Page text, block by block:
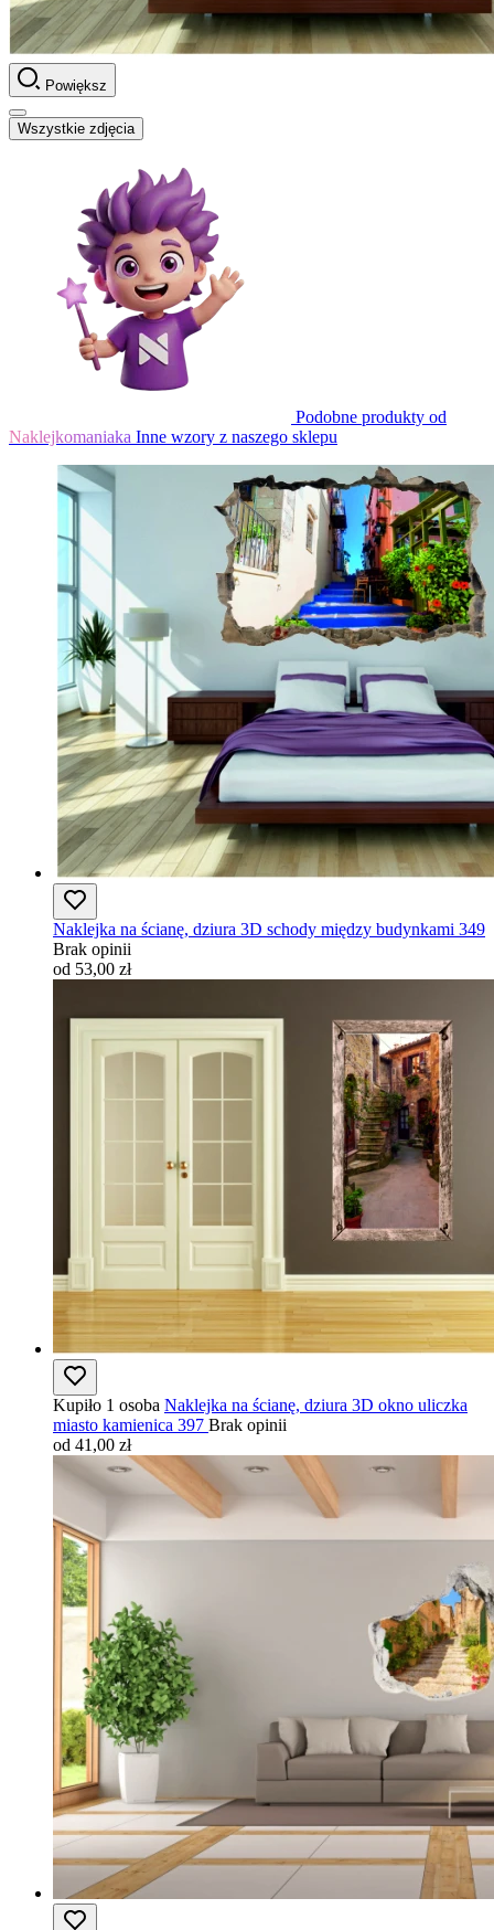
Powiększ
Wszystkie zdjęcia
Podobne produkty od
Naklejkomaniaka Inne wzory z naszego sklepu
Naklejka na ścianę, dziura 3D schody między budynkami 349
Brak opinii
od 53,00 zł
Kupiło 1 osoba Naklejka na ścianę, dziura 3D okno uliczka
miasto kamienica 397 Brak opinii
od 41,00 zł